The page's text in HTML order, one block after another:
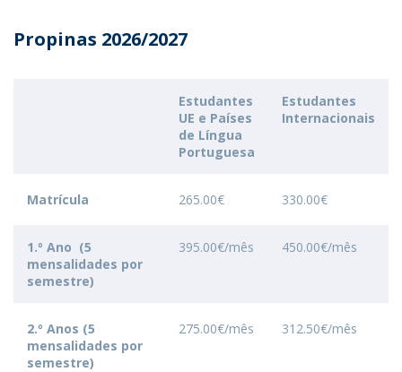
Propinas 2026/2027
Estudantes
UE e Países
de Língua
Portuguesa
Estudantes
Internacionais
Matrícula 265.00€ 330.00€
1.º Ano (5
mensalidades por
semestre)
395.00€/mês 450.00€/mês
2.º Anos (5
mensalidades por
semestre)
275.00€/mês 312.50€/mês